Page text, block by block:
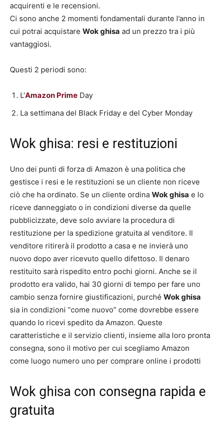
acquirenti e le recensioni.
Ci sono anche 2 momenti fondamentali durante l’anno in
cui potrai acquistare Wok ghisa ad un prezzo tra i più
vantaggiosi.
Questi 2 periodi sono:
L’Amazon Prime Day
La settimana del Black Friday e del Cyber Monday
Wok ghisa: resi e restituzioni
Uno dei punti di forza di Amazon è una politica che
gestisce i resi e le restituzioni se un cliente non riceve
ciò che ha ordinato. Se un cliente ordina Wok ghisa e lo
riceve danneggiato o in condizioni diverse da quelle
pubblicizzate, deve solo avviare la procedura di
restituzione per la spedizione gratuita al venditore. Il
venditore ritirerà il prodotto a casa e ne invierà uno
nuovo dopo aver ricevuto quello difettoso. Il denaro
restituito sarà rispedito entro pochi giorni. Anche se il
prodotto era valido, hai 30 giorni di tempo per fare uno
cambio senza fornire giustificazioni, purché Wok ghisa
sia in condizioni “come nuovo” come dovrebbe essere
quando lo ricevi spedito da Amazon. Queste
caratteristiche e il servizio clienti, insieme alla loro pronta
consegna, sono il motivo per cui scegliamo Amazon
come luogo numero uno per comprare online i prodotti
Wok ghisa con consegna rapida e
gratuita